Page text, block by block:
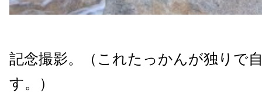
記念撮影。（これたっかんが独りで
す。）